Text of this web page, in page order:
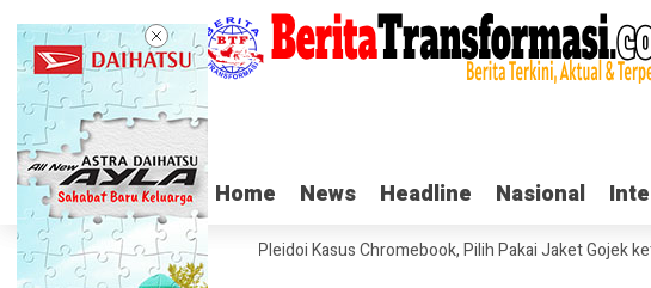
Home News Headline Nasional
Home News Headline Nasional
Nadiem Makarim di Sidang Pleidoi Kasus Chromebook, Pilih Pakai Jaket Gojek